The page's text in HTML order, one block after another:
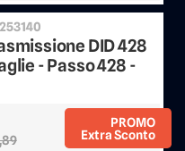
DID 428
- Passo 428 -
PROMO
Extra Sconto
Sconto 25%